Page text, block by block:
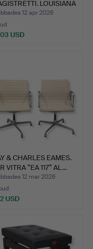
LOUISIANA
12 apr 2026
USD
& CHARLES EAMES.
VITRA ”EA 117” AL…
12 mar 2026
USD